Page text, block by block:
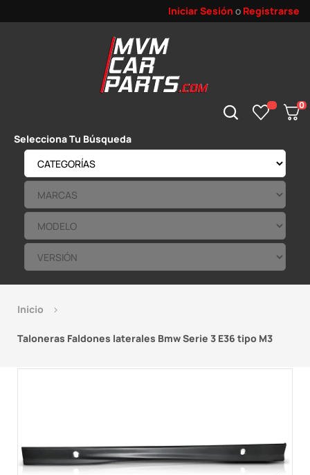
Iniciar Sesión o Registrarse
0
Selecciona Tu Búsqueda
Inicio
Taloneras Faldones laterales Bmw Serie 3 E36 tipo M3